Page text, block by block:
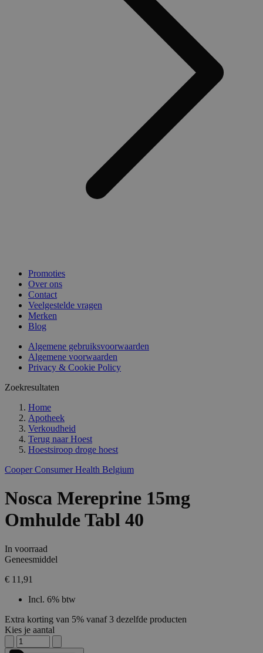
Promoties
Over ons
Contact
Veelgestelde vragen
Merken
Blog
Algemene gebruiksvoorwaarden
Algemene voorwaarden
Privacy & Cookie Policy
Zoekresultaten
Home
Apotheek
Verkoudheid
Terug naar Hoest
Hoestsiroop droge hoest
Cooper Consumer Health Belgium
Nosca Mereprine 15mg
Omhulde Tabl 40
In voorraad
Geneesmiddel
€ 11,91
Incl. 6% btw
Extra korting van 5% vanaf 3 dezelfde producten
Kies je aantal